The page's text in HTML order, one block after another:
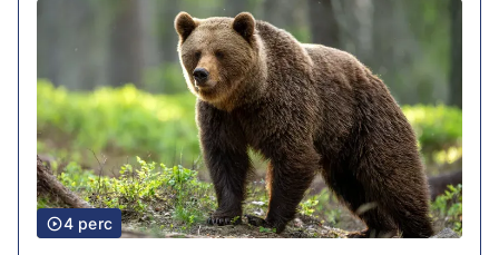
4 perc